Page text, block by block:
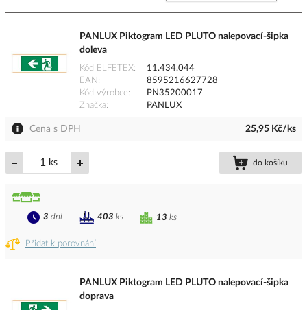
PANLUX Piktogram LED PLUTO nalepovací-šipka
doleva
Kód ELFETEX
11.434.044
EAN
8595216627728
Kód výrobce
PN35200017
Značka
PANLUX
Cena s DPH 25,95 Kč/ks
ks do košíku
Přidat k porovnání
13 ks
3 dní 403 ks
PANLUX Piktogram LED PLUTO nalepovací-šipka
doprava